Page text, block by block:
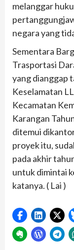
melanggar
negara yang
Sementara
Trasportasi
yang dianggap
Keselamatan
Kecamatan
Karangan
ditemui
proyek itu,
pada akhir
untuk dimintai
katanya. ( Lai )